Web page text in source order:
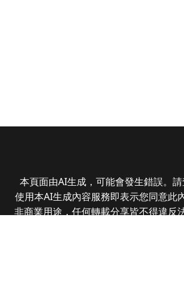
本頁面由AI生成，可能會發生錯誤。請
使用本AI生成內容服務即表示您同意此
非商業用途，任何轉載分享皆不得違反